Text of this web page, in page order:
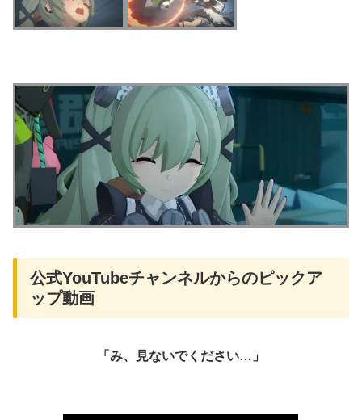
公式YouTubeチャンネルからのピックア
ップ動画
「み、見ないでください…」